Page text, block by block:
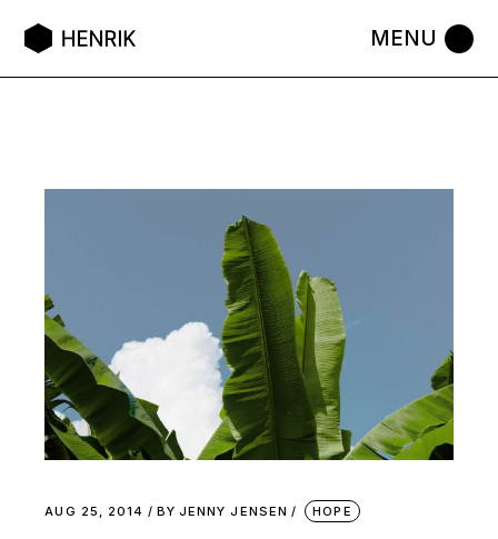
AUG 25, 2014 BY JENNY JENSEN HOPE